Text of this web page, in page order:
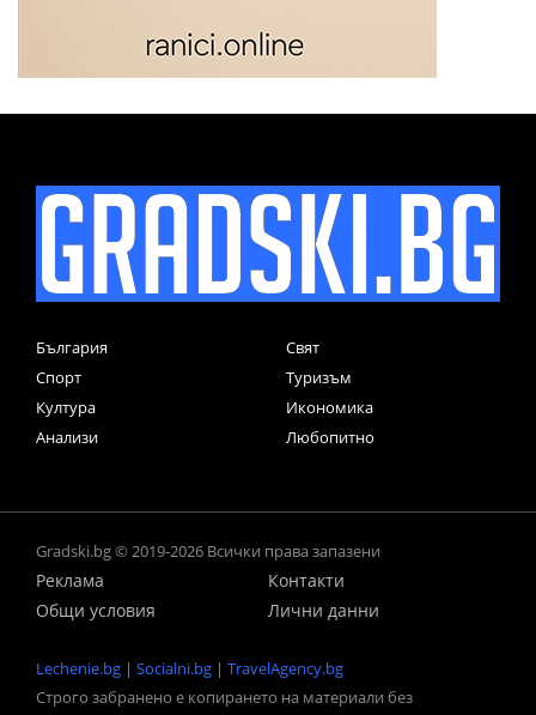
България
Свят
Спорт
Туризъм
Култура
Икономика
Анализи
Любопитно
Gradski.bg © 2019-2026 Всички права запазени
Реклама
Контакти
Общи условия
Лични данни
Lechenie.bg | Socialni.bg | TravelAgency.bg
Строго забранено е копирането на материали без